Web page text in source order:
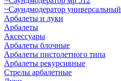
~Саундмодератор универсальный
Арбалеты и луки
Арбалеты
Аксессуары
Арбалеты блочные
Арбалеты пистолетного типа
Арбалеты рекурсивные
Стрелы арбалетные